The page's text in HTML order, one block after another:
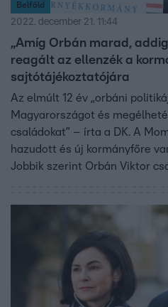
Belföld
2022. december 21. 11:44
„Amíg Orbán marad,
reagált az ellenzék a
sajtótájékoztatójára
Az elmúlt 12 év „orbáni
Magyarországot és
családokat” – írta a DK. A
hazudott és új kormányfőre
Jobbik szerint Orbán Viktor